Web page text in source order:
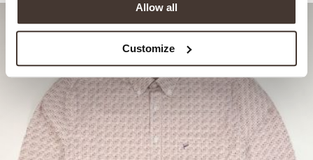
Allow all
Customize